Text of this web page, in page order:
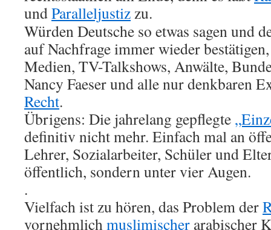
undParalleljustizzu.
Würden Deutsche so etwas sagen und
auf Nachfrage immer wieder
Medien, TV-Talkshows, Anwälte,
Nancy Faeser und alle nur denkbaren
Recht.
Übrigens: Die jahrelang gepflegte
definitiv nicht mehr. Einfach mal an
Lehrer, Sozialarbeiter, Schüler und
öffentlich, sondern unter vier Augen.
.
Vielfach ist zu hören, das Problem der
vornehmlichmuslimischer arabischer